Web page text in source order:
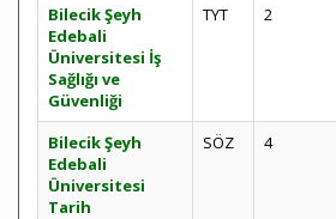
Bilecik Şeyh
Edebali
Üniversitesi İş
Sağlığı ve
Güvenliği
TYT 2
Bilecik Şeyh
Edebali
Üniversitesi
Tarih
SÖZ 4